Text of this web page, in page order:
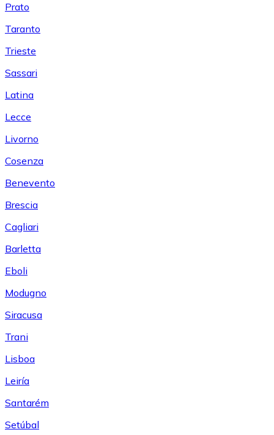
Prato
Taranto
Trieste
Sassari
Latina
Lecce
Livorno
Cosenza
Benevento
Brescia
Cagliari
Barletta
Eboli
Modugno
Siracusa
Trani
Lisboa
Leiría
Santarém
Setúbal